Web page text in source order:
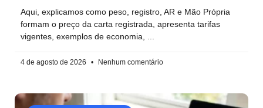
Aqui, explicamos como peso, registro, AR e Mão Própria
formam o preço da carta registrada, apresenta tarifas
vigentes, exemplos de economia,
4 de agosto de 2026 Nenhum comentário